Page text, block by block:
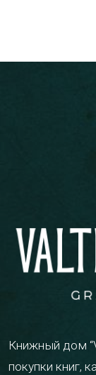
Книжный дом
покупки книг,